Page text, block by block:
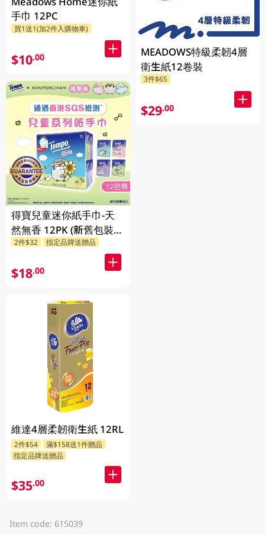
手巾 12PC
買1送1(加2件入購物車)
$10.00
得寶兒童迷你紙手巾-天
然無香 12PK (新舊包裝隨
機發送)
2件$32 指定品牌送贈品
$18.00
維達4層柔韌衛生紙 12RL
2件$54
滿$158送1件贈品
指定品牌送贈品
$35.00
MEADOWS特級柔韌4層
衛生紙12卷裝
3件$65
$29.00
Item code: 615039